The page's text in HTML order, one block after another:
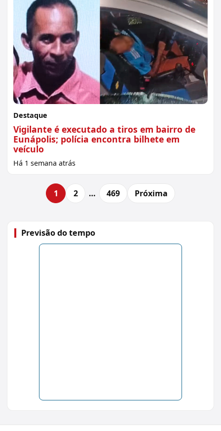
Destaque
Vigilante é executado a tiros em bairro de
Eunápolis; polícia encontra bilhete em
veículo
Há 1 semana atrás
1 2 … 469 Próxima
Previsão do tempo